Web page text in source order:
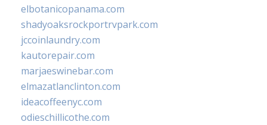
elbotanicopanama.com
shadyoaksrockportrvpark.com
jccoinlaundry.com
kautorepair.com
marjaeswinebar.com
elmazatlanclinton.com
ideacoffeenyc.com
odieschillicothe.com